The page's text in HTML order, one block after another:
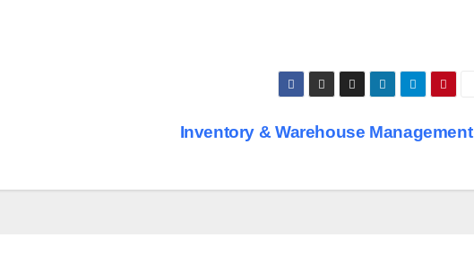
Inventory & Warehouse Management